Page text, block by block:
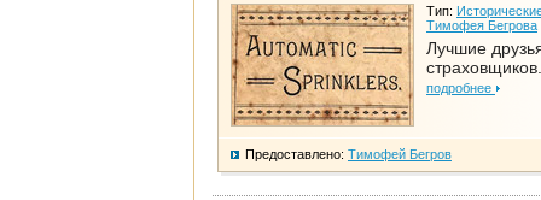
Тип:
Тимофея Бегрова
Лучшие
подробнее
Предоставлено: Тимофей Бегров